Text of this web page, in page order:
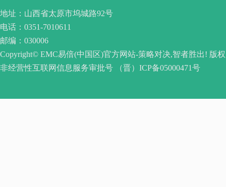
地址：山西省太原市坞城路92号
电话：0351-7010611
邮编：030006
Copyright© EMC易倍(中国区)官方网站-策略对决,智者胜出! 版
非经营性互联网信息服务审批号 （晋）ICP备05000471号